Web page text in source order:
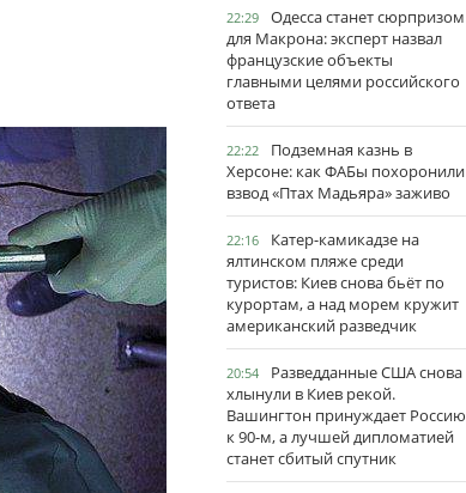
22:29
Одесса станет сюрпризом
для Макрона: эксперт назвал
французские объекты
главными целями российского
ответа
22:22
Подземная казнь в
Херсоне: как ФАБы похоронили
взвод «Птах Мадьяра» заживо
22:16
Катер-камикадзе на
ялтинском пляже среди
туристов: Киев снова бьёт по
курортам, а над морем кружит
американский разведчик
20:54
Разведданные США снова
хлынули в Киев рекой.
Вашингтон принуждает Россию
к 90-м, а лучшей дипломатией
станет сбитый спутник